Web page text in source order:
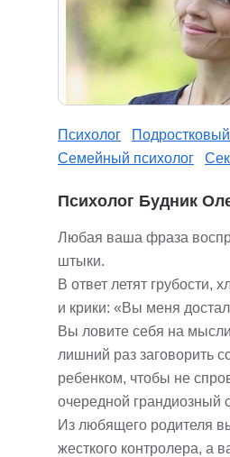
Психолог
Семейный психолог
Психолог Будник
Любая ваша фраза
штыки.
В ответ летят грубости,
и крики: «Вы меня
Вы ловите себя на
лишний раз заговорить
ребенком, чтобы не
очередной грандиозный
Из любящего родителя
жесткого контролера, а